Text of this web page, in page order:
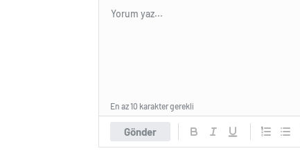
Gönder
En az 10 karakter gerekli